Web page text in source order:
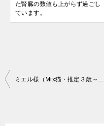
た腎臓の数値も上がらず過ごし
ています。
投
ミエル様（Mix猫・推定３歳～・雌・避妊）のお客様の声